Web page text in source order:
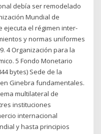
debía ser remodelado
Mundial de
ejecuta el régimen inter-
y normas uniformes
4 Organización para la
5 Fondo Monetario
bytes) Sede de la
Ginebra fundamentales.
multilateral de
instituciones
internacional
y hasta principios